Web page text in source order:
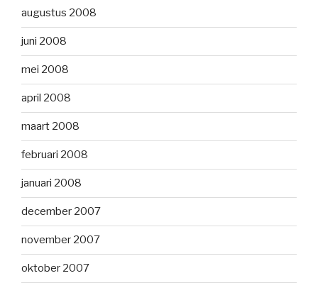
augustus 2008
juni 2008
mei 2008
april 2008
maart 2008
februari 2008
januari 2008
december 2007
november 2007
oktober 2007